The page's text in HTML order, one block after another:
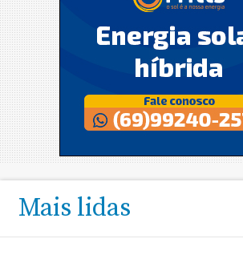
Mais lidas